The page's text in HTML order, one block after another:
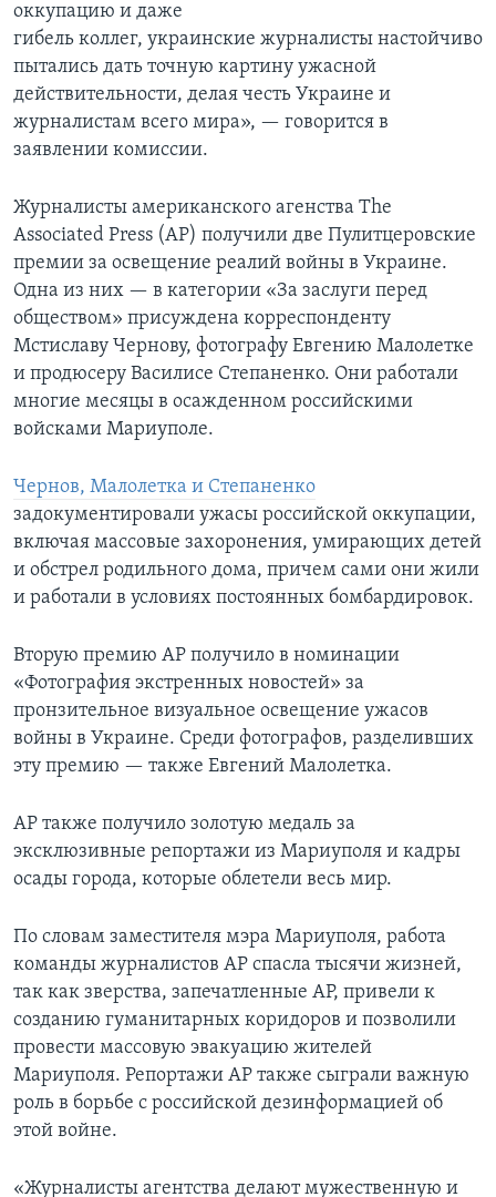
оккупацию и даже
гибель коллег, украинские журналисты настойчиво
пытались дать точную картину ужасной
действительности, делая честь Украине и
журналистам всего мира», — говорится в
заявлении комиссии.
Журналисты американского агенства The
Associated Press (AP) получили две Пулитцеровские
премии за освещение реалий войны в Украине.
Одна из них — в категории «За заслуги перед
обществом» присуждена корреспонденту
Мстиславу Чернову, фотографу Евгению Малолетке
и продюсеру Василисе Степаненко. Они работали
многие месяцы в осажденном российскими
войсками Мариуполе.
Чернов, Малолетка и Степаненко
задокументировали ужасы российской оккупации,
включая массовые захоронения, умирающих детей
и обстрел родильного дома, причем сами они жили
и работали в условиях постоянных бомбардировок.
Вторую премию AP получило в номинации
«Фотография экстренных новостей» за
пронзительное визуальное освещение ужасов
войны в Украине. Среди фотографов, разделивших
эту премию — также Евгений Малолетка.
AP также получило золотую медаль за
эксклюзивные репортажи из Мариуполя и кадры
осады города, которые облетели весь мир.
По словам заместителя мэра Мариуполя, работа
команды журналистов AP спасла тысячи жизней,
так как зверства, запечатленные AP, привели к
созданию гуманитарных коридоров и позволили
провести массовую эвакуацию жителей
Мариуполя. Репортажи AP также сыграли важную
роль в борьбе с российской дезинформацией об
этой войне.
«Журналисты агентства делают мужественную и